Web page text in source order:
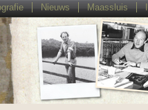
Nieuws Maassluis